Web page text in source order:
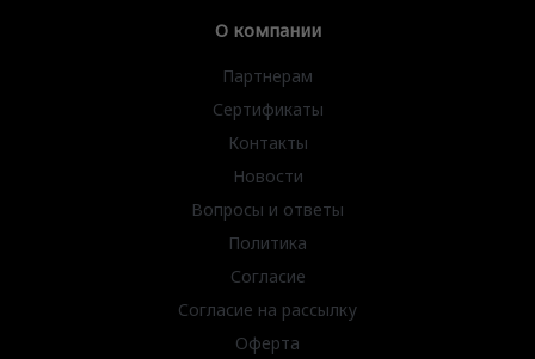
О компании
Партнерам
Сертификаты
Контакты
Новости
Вопросы и ответы
Политика
Согласие
Согласие на рассылку
Оферта